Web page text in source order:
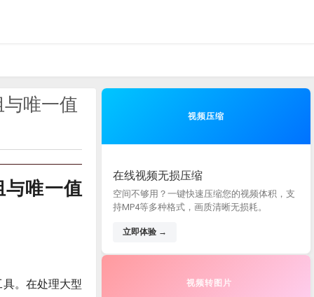
唯一值
与唯一值
。在处理大型
视频压缩
在线视频无损压缩
空间不够用？一键快速压缩您的视频体积，支
持MP4等多种格式，画质清晰无损耗。
立即体验 →
视频转图片